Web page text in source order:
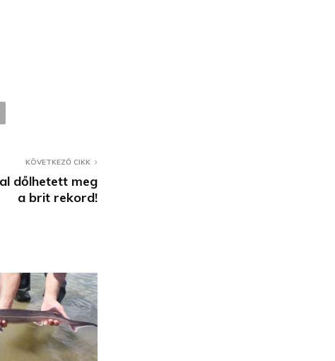
KÖVETKEZŐ CIKK
dőlhetett meg
a brit rekord!